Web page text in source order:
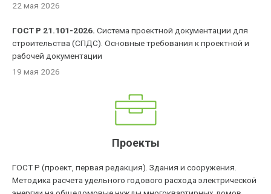
22 мая 2026
ГОСТ Р 21.101-2026. Система проектной документации для
строительства (СПДС). Основные требования к проектной и
рабочей документации
19 мая 2026
Проекты
ГОСТ Р (проект, первая редакция). Здания и сооружения.
Методика расчета удельного годового расхода электрической